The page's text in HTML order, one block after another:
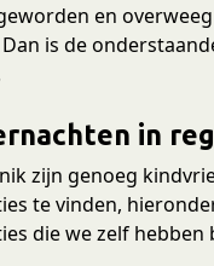
en
Dan is de
in
zijn genoeg
te vinden,
die we zelf hebben